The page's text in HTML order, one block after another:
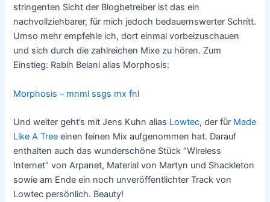
stringenten Sicht der Blogbetreiber ist das ein
nachvollziehbarer, für mich jedoch bedauernswerter Schritt.
Umso mehr empfehle ich, dort einmal vorbeizuschauen
und sich durch die zahlreichen Mixe zu hören. Zum
Einstieg: Rabih Beiani alias Morphosis:
Morphosis – mnml ssgs mx fnl
Und weiter geht’s mit Jens Kuhn alias Lowtec, der für Made
Like A Tree einen feinen Mix aufgenommen hat. Darauf
enthalten auch das wunderschöne Stück “Wireless
Internet” von Arpanet, Material von Martyn und Shackleton
sowie am Ende ein noch unveröffentlichter Track von
Lowtec persönlich. Beauty!